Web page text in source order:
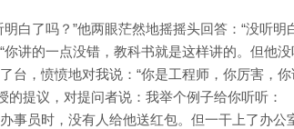
白了吗？”他两眼茫然地摇摇头回答：“没听明白
你讲的一点没错，教科书就是这样讲的。但他
台，愤愤地对我说：“你是工程师，你厉害，你
的提议，对提问者说：我举个例子给你听听：
事员时，没有人给他送红包。但一干上了办